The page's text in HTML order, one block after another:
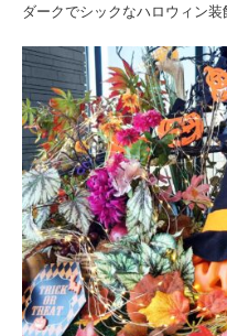
ダークでシックなハロウィン装